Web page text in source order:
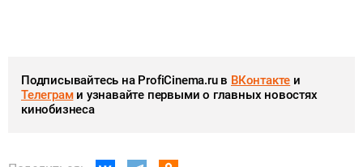
Подписывайтесь на ProfiCinema.ru в ВКонтакте и
Телеграми узнавайте первыми о главных новостях
кинобизнеса